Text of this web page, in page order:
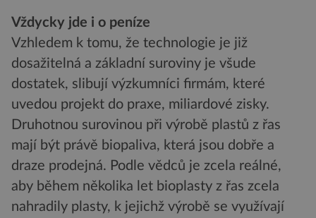
Vždycky jde i o peníze
Vzhledem k tomu, že technologie je již
dosažitelná a základní suroviny je všude
dostatek, slibují výzkumníci firmám, které
uvedou projekt do praxe, miliardové zisky.
Druhotnou surovinou při výrobě plastů z řas
mají být právě biopaliva, která jsou dobře a
draze prodejná. Podle vědců je zcela reálné,
aby během několika let bioplasty z řas zcela
nahradily plasty, k jejichž výrobě se využívají